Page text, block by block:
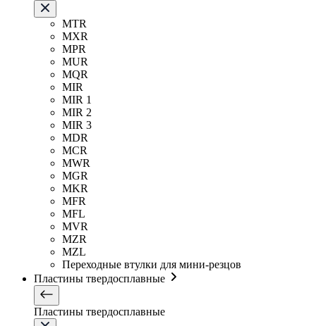
MTR
MXR
MPR
MUR
MQR
MIR
MIR 1
MIR 2
MIR 3
MDR
MCR
MWR
MGR
MKR
MFR
MFL
MVR
MZR
MZL
Переходные втулки для мини-резцов
Пластины твердосплавные
Пластины твердосплавные